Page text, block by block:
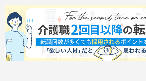
■ 働きやすい休日数が魅力
年間休日が充実している職場です
・年間休日124日
・夏期休暇2日